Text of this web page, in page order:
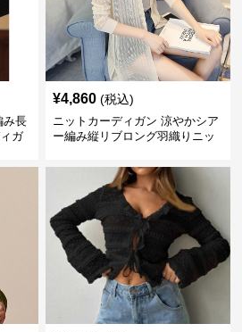
み長
ガ
¥4,860 (税込)
ニットカーディガン 涼やかシア
ー編み縦リブロング羽織りニッ